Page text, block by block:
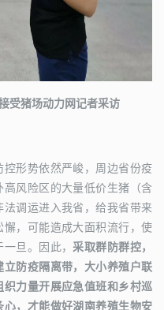
受猪场动力网记者采访
形势依然严峻，周边省份疫
风险区的大量低价生猪（含
调运进入我省，给我省带来
，可能造成大面积流行，使
旦。因此， 采取群防群控，
防疫隔离带，大小养殖户联
力量开展应急值班和乡村巡
，才能做好湖南养殖生物安